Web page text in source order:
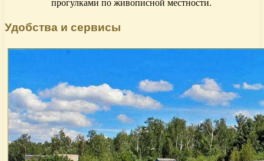
прогулками по живописной местности.
Удобства и сервисы